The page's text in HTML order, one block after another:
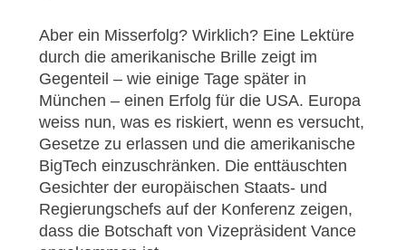
Aber ein Misserfolg? Wirklich? Eine Lektüre
durch die amerikanische Brille zeigt im
Gegenteil – wie einige Tage später in
München – einen Erfolg für die USA. Europa
weiss nun, was es riskiert, wenn es versucht,
Gesetze zu erlassen und die amerikanische
BigTech einzuschränken. Die enttäuschten
Gesichter der europäischen Staats- und
Regierungschefs auf der Konferenz zeigen,
dass die Botschaft von Vizepräsident Vance